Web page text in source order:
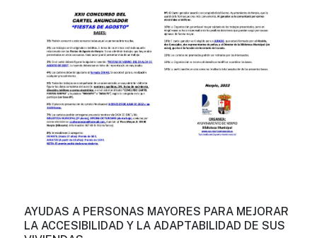
AYUDAS A PERSONAS MAYORES PARA MEJORAR
LA ACCESIBILIDAD Y LA ADAPTABILIDAD DE SUS